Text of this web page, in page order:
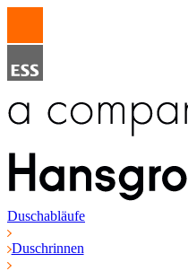
Duschabläufe
Duschrinnen